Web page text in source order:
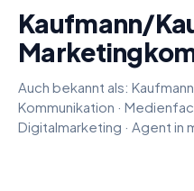
Kaufmann/
Auch bekannt als:
Kommunikation ·
Digitalmarketing · Agent in